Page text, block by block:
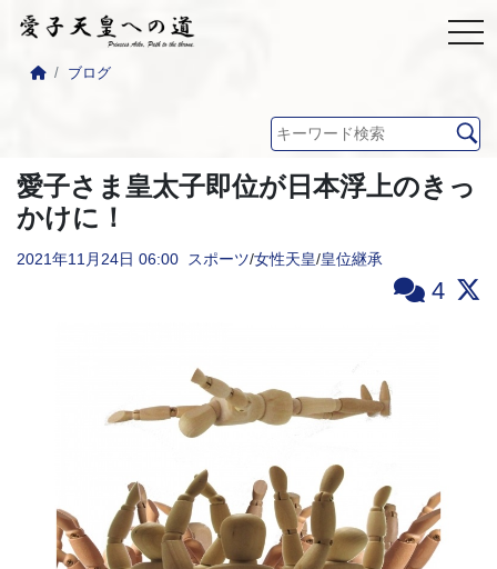
ブログ
愛子さま皇太子即位が日本浮上のきっ
かけに！
2021年11月24日 06:00 スポーツ/女性天皇/皇位継承
4